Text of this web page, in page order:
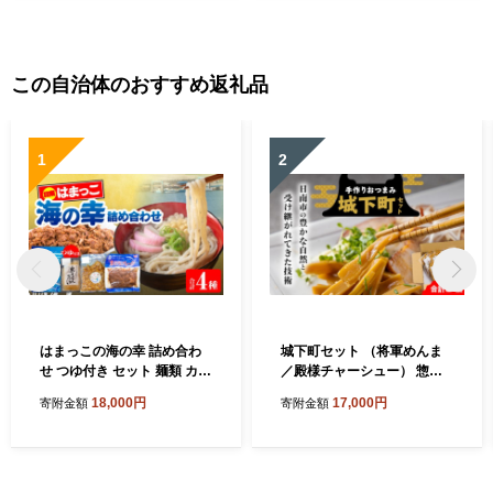
この自治体のおすすめ返礼品
1
はまっこの海の幸 詰め合わ
せ つゆ付き セット 麺類 カツ
ルテンフリー 水産物 加工品
寄附金額 18,000円
2
城下町セット （将軍めんま
／殿様チャーシュー） 惣菜
ま チャーシュー おつまみ お
寄附金額 17,000円